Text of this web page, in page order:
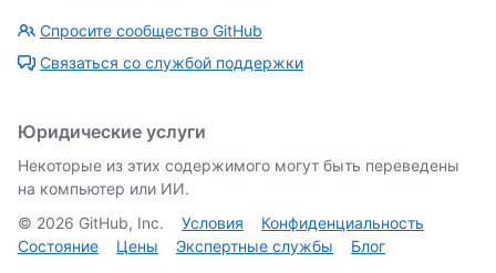
Спросите сообщество GitHub
Связаться со службой поддержки
Юридические услуги
Некоторые из этих содержимого могут быть переведены
на компьютер или ИИ.
© 2026 GitHub, Inc. Условия
Конфиденциальность
Состояние
Цены Экспертные службы Блог